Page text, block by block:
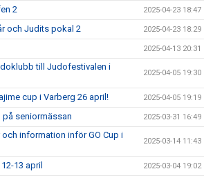
2 2025-04-23 18:47
och Judits pokal 2 2025-04-23 18:29
2025-04-13 20:31
till Judofestivalen i
2025-04-05 19:30
cup i Varberg 26 april! 2025-04-05 19:19
seniormässan 2025-03-31 16:49
information inför GO Cup i
2025-03-14 11:43
13 april 2025-03-04 19:02